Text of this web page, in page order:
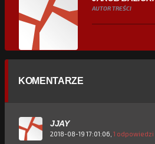
AUTOR TREŚCI
KOMENTARZE
JJAY
2018-08-19 17:01:06, 1 odpowiedzi